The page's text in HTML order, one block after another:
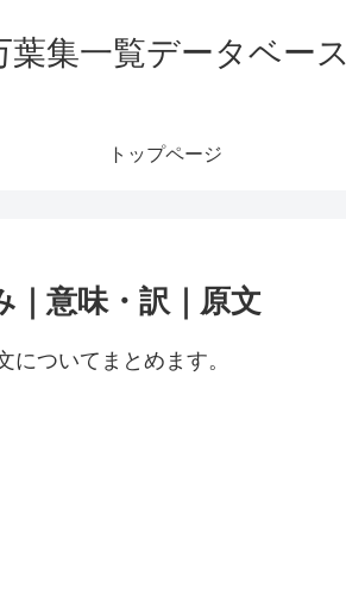
葉集一覧データベース
トップページ
｜意味・訳｜原文
ついてまとめます。